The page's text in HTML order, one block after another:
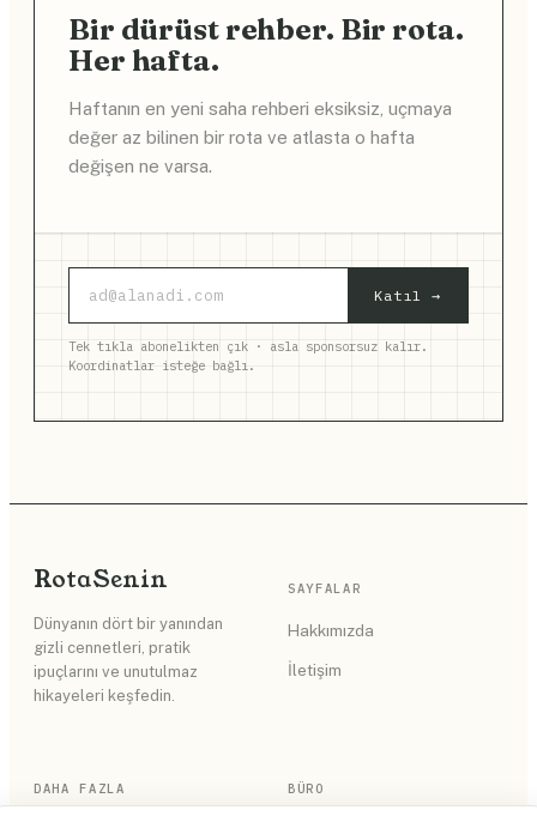
Bir dürüst rehber. Bir rota.
Her hafta.
Haftanın en yeni saha rehberi eksiksiz, uçmaya
değer az bilinen bir rota ve atlasta o hafta
değişen ne varsa.
Katıl →
Tek tıkla abonelikten çık · asla sponsorsuz kalır.
Koordinatlar isteğe bağlı.
RotaSenin
Dünyanın dört bir yanından
gizli cennetleri, pratik
ipuçlarını ve unutulmaz
hikayeleri keşfedin.
SAYFALAR
Hakkımızda
İletişim
DAHA FAZLA BÜRO